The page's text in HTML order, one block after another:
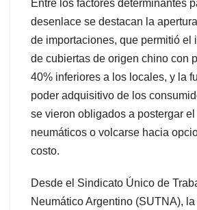
Entre los factores determinantes
desenlace se destacan la
de importaciones, que permitió el
de cubiertas de origen chino con
40% inferiores a los locales, y la
poder adquisitivo de los
se vieron obligados a postergar
neumáticos o volcarse hacia
costo.
Desde el Sindicato Único de
Neumático Argentino (SUTNA),